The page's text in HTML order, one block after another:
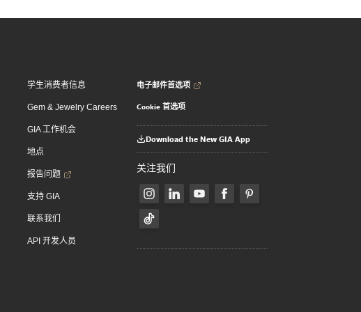
学生消费者信息
Gem & Jewelry Careers
GIA 工作机会
地点
报告问题
支持 GIA
联系我们
API 开发人员
电子邮件首选项
Cookie 首选项
Download the New GIA App
关注我们